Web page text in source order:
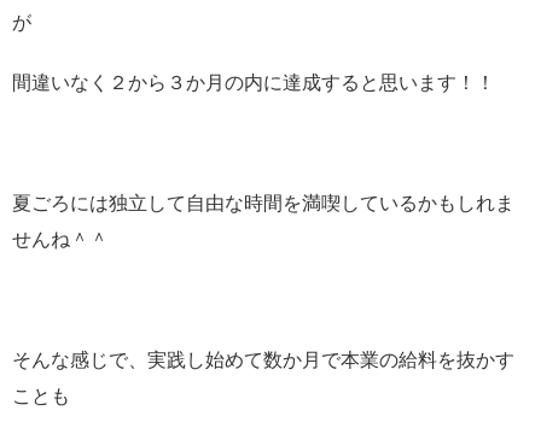
が
間違いなく２から３か月の内に達成すると思います！！
夏ごろには独立して自由な時間を満喫しているかもしれま
せんね＾＾
そんな感じで、実践し始めて数か月で本業の給料を抜かす
ことも